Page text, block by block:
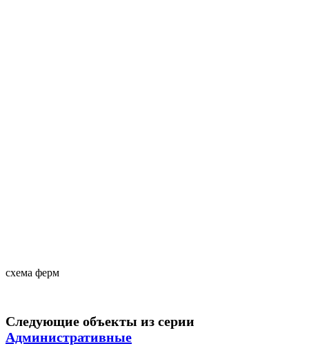
схема ферм
Следующие объекты из серии
Административные